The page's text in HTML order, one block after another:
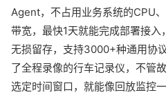
Agent，不占用业务系统的CPU
带宽，最快1天就能完成部署接入
无损留存，支持3000+种通用协
了全程录像的行车记录仪，不管
选定时间窗口，就能像回放监控